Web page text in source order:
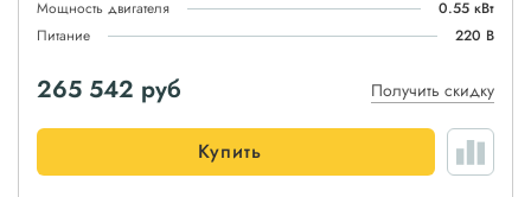
Мощность двигателя
0.55 кВт
Питание
220 В
265 542 руб Получить скидку
Купить